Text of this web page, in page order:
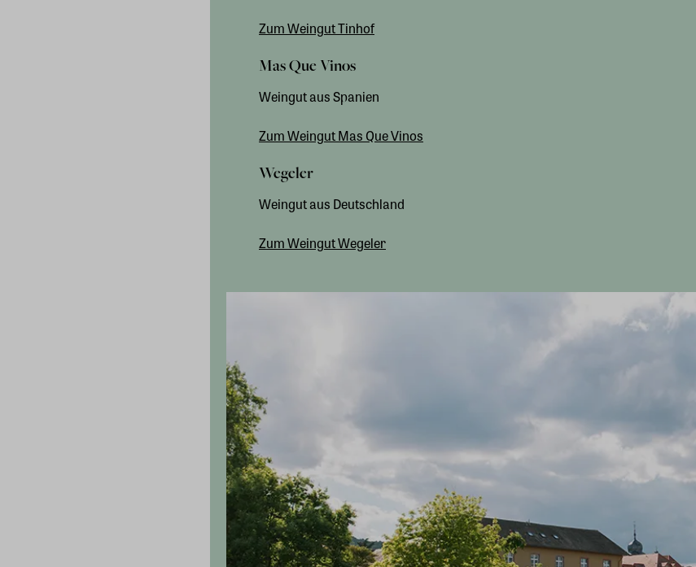
Zum Weingut Tinhof
Mas Que Vinos
Weingut aus Spanien
Zum Weingut Mas Que Vinos
Wegeler
Weingut aus Deutschland
Zum Weingut Wegeler